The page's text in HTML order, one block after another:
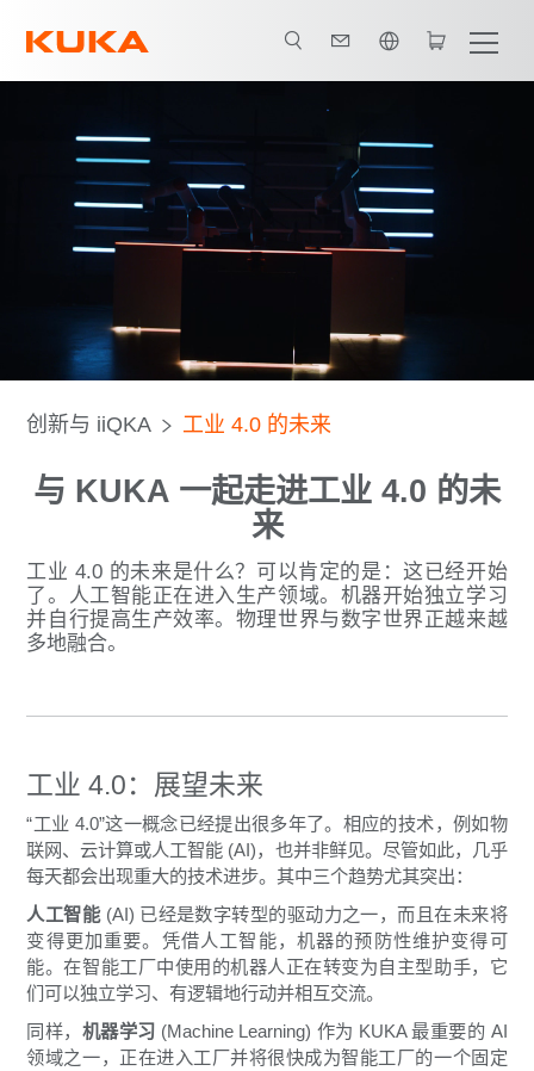
KIVI Translearn OPERA VWS4LS BaSys 4.2
创新与 iiQKA 工业 4.0 的未来
与 KUKA 一起走进工业 4.0 的未
来
工业 4.0 的未来是什么？可以肯定的是：这已经开始
了。人工智能正在进入生产领域。机器开始独立学习
并自行提高生产效率。物理世界与数字世界正越来越
多地融合。
工业 4.0：展望未来
“工业 4.0”这一概念已经提出很多年了。相应的技术，例如物
联网、云计算或人工智能 (AI)，也并非鲜见。尽管如此，几乎
每天都会出现重大的技术进步。其中三个趋势尤其突出：
人工智能(AI) 已经是数字转型的驱动力之一，而且在未来将
变得更加重要。凭借人工智能，机器的预防性维护变得可
能。在智能工厂中使用的机器人正在转变为自主型助手，它
们可以独立学习、有逻辑地行动并相互交流。
同样， 机器学习 (Machine Learning) 作为 KUKA 最重要的 AI
领域之一，正在进入工厂并将很快成为智能工厂的一个固定